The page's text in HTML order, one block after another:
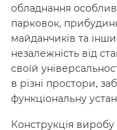
обладнання
парковок,
майданчиків та
незалежність від
своїй
в різні простори,
функціональну
Конструкція виробу